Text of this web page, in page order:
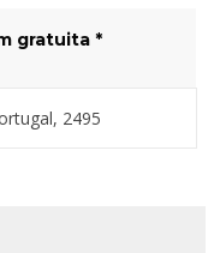
gratuita *
2495